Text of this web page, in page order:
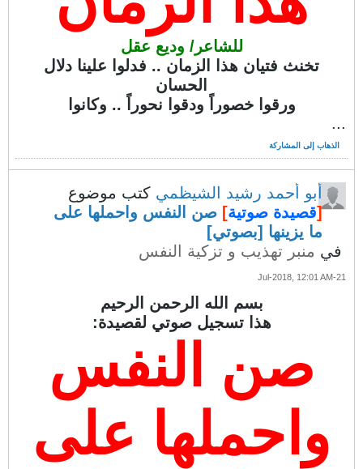
للشاعر/ وديع عقل
تخنث فتيان هذا الزمان .. فدلوا علينا دلال
الحسان
ورقوا خصوراً ودقوا نحوراً .. وكانوا
...
الذهاب إلى المشاركة
أبو أحمد رشيد الشيظمي كتب موضوع
[قصيدة صوتية] صن النفس واحملها على
ما يزينها [بصوتي]
في منبر تهذيب و تزكية النفس
21-Jul-2018, 12:01 AM
بسم الله الرحمن الرحيم
هذا تسجيل صوتي لقصيدة:
صن النفس
واحملها على